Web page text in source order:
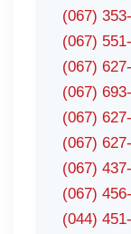
(067)
(067)
(067)
(067)
(067)
(067)
(067)
(067)
(044)